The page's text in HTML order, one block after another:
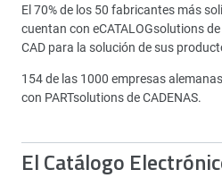
El 70% de los 50 fabricantes más
cuentan con eCATALOGsolutions
CAD para la solución de sus
154 de las 1000 empresas
con PARTsolutions de CADENAS.
El Catálogo